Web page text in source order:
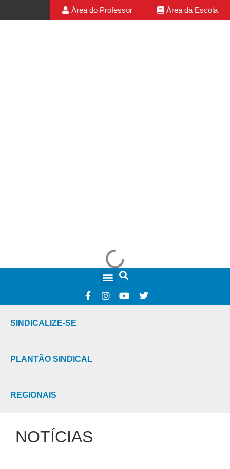
Área do Professor Área da Escola
SINDICALIZE-SE
PLANTÃO SINDICAL
REGIONAIS
NOTÍCIAS